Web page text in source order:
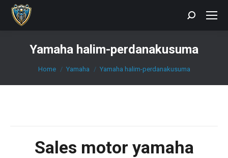
Search:
Yamaha halim-perdanakusuma
You are here:
Home Yamaha Yamaha halim-perdanakusuma
Sales motor yamaha